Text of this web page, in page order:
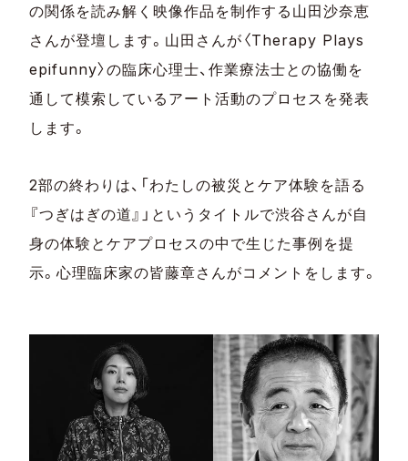
の関係を読み解く映像作品を制作する山田沙奈恵
さんが登壇します。山田さんが〈Therapy Plays
epifunny〉の臨床心理士、作業療法士との協働を
通して模索しているアート活動のプロセスを発表
します。
2部の終わりは、「わたしの被災とケア体験を語る
『つぎはぎの道』」というタイトルで渋谷さんが自
身の体験とケアプロセスの中で生じた事例を提
示。心理臨床家の皆藤章さんがコメントをします。